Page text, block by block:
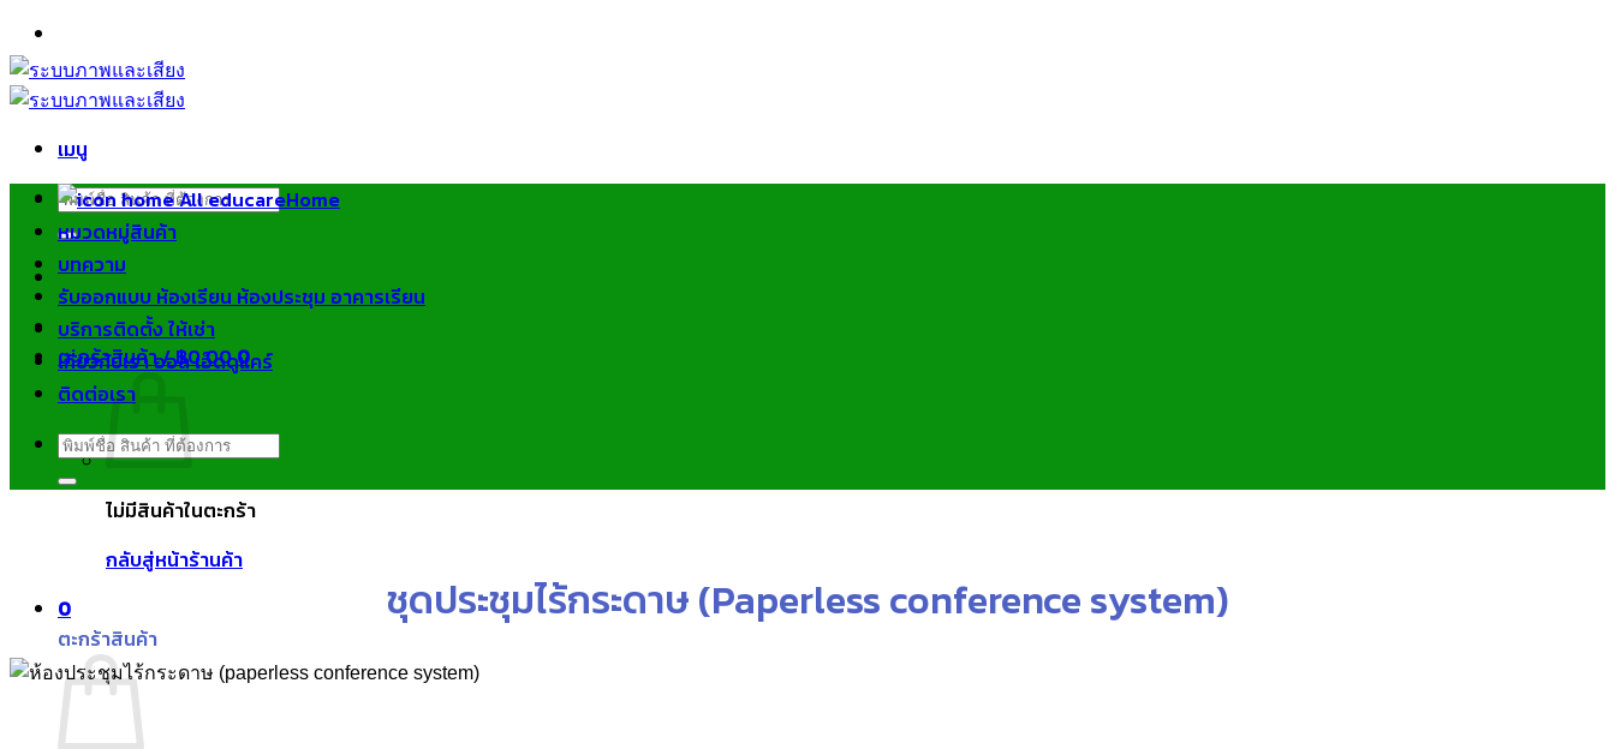
ข้าม
ไป
ยัง
เมนู
ค้นหา:
ตะกร้าสินค้า /฿0.000
ไม่มีสินค้าในตะกร้า
กลับสู่หน้าร้านค้า
0
ตะกร้าสินค้า
Home
หมวดหมู่สินค้า
บทความ
รับออกแบบ ห้องเรียน ห้องประชุม อาคารเรียน
บริการติดตั้ง ให้เช่า
เกี่ยวกับเรา ออล เอ็ดดูแคร์
ติดต่อเรา
ค้นหา:
ชุดประชุมไร้กระดาษ (Paperless conference system)